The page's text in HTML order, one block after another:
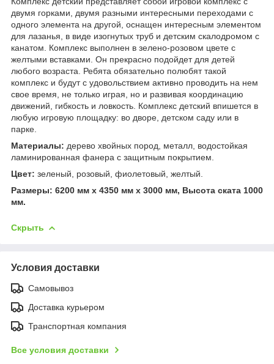
двумя горками, двумя разными интересными переходами с
одного элемента на другой, оснащен интересным элементом
для лазанья, в виде изогнутых труб и детским скалодромом с
канатом. Комплекс выполнен в зелено-розовом цвете с
желтыми вставками. Он прекрасно подойдет для детей
любого возраста. Ребята обязательно полюбят такой
комплекс и будут с удовольствием активно проводить на нем
свое время, не только играя, но и развивая координацию
движений, гибкость и ловкость. Комплекс детский впишется в
любую игровую площадку: во дворе, детском саду или в
парке.
Материалы: дерево хвойных пород, металл, водостойкая
ламинированная фанера с защитным покрытием.
Цвет: зеленый, розовый, фиолетовый, желтый.
Размеры: 6200 мм х 4350 мм х 3000 мм, Высота ската 1000
мм.
Скрыть
Условия доставки
Самовывоз
Доставка курьером
Транспортная компания
Все условия доставки